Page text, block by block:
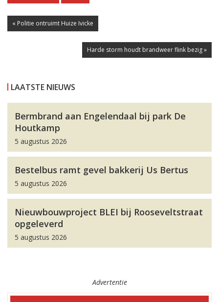
« Politie ontruimt Huize Ivicke
Harde storm houdt brandweer flink bezig »
LAATSTE NIEUWS
Bermbrand aan Engelendaal bij park De
Houtkamp
5 augustus 2026
Bestelbus ramt gevel bakkerij Us Bertus
5 augustus 2026
Nieuwbouwproject BLEI bij Rooseveltstraat
opgeleverd
5 augustus 2026
Advertentie